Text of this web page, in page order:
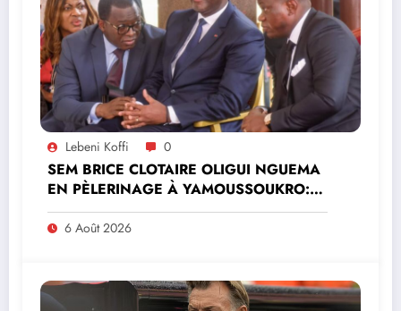
Lebeni Koffi 0
SEM BRICE CLOTAIRE OLIGUI NGUEMA
EN PÈLERINAGE À YAMOUSSOUKRO:LE
MINISTRE PAULIN CLAUDE DANHO
PREND PART À LA CÉRÉMONIE
6 Août 2026